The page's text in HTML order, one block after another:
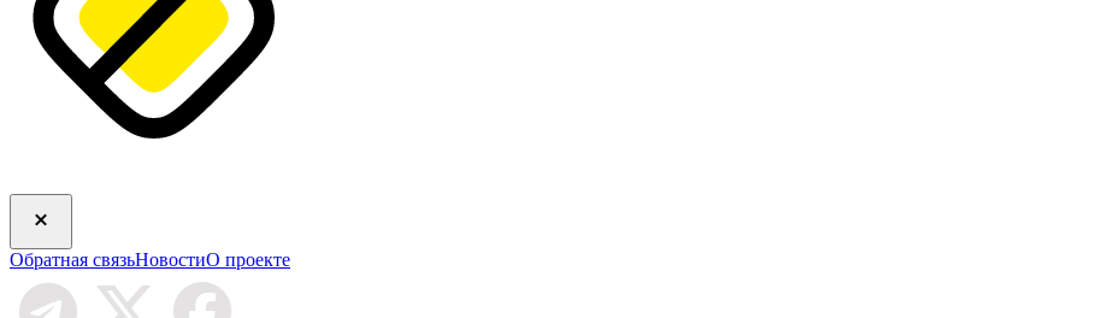
Обратная связьНовостиО проекте